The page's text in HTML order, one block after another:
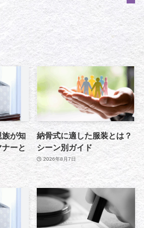
族が知
ーと
納骨式に適した服装とは？
シーン別ガイド
2026年8月7日